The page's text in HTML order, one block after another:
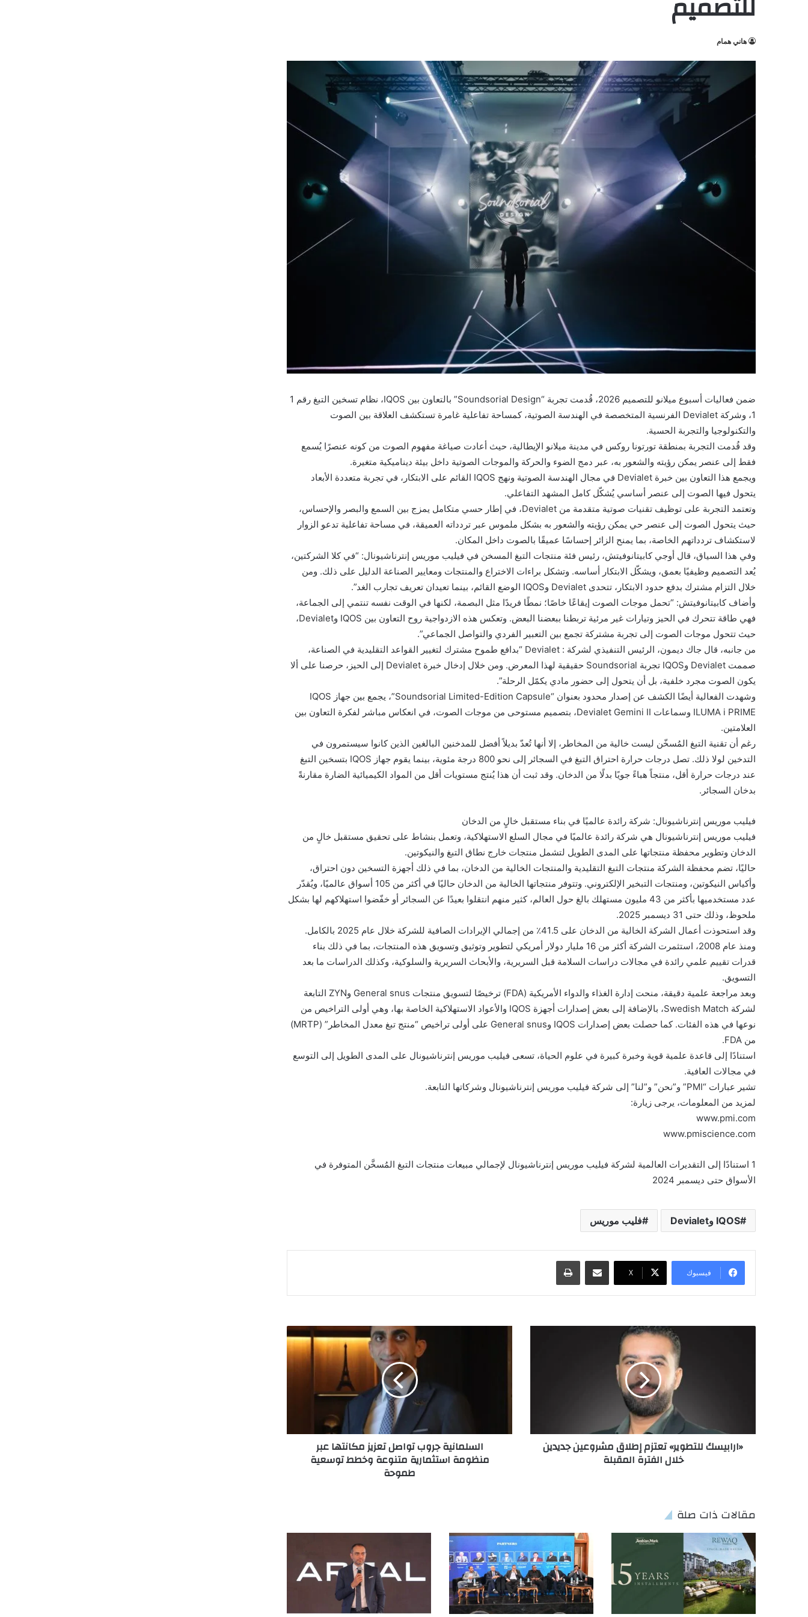
هاني همام
ضمن فعاليات أسبوع ميلانو للتصميم 2026، قُدمت تجربة “Soundsorial Design” بالتعاون بين IQOS، نظام تسخين التبغ رقم 1
1، وشركة Devialet الفرنسية المتخصصة في الهندسة الصوتية، كمساحة تفاعلية غامرة تستكشف العلاقة بين الصوت
والتكنولوجيا والتجربة الحسية.
وقد قُدمت التجربة بمنطقة تورتونا روكس في مدينة ميلانو الإيطالية، حيث أعادت صياغة مفهوم الصوت من كونه عنصرًا يُسمع
فقط إلى عنصر يمكن رؤيته والشعور به، عبر دمج الضوء والحركة والموجات الصوتية داخل بيئة ديناميكية متغيرة.
ويجمع هذا التعاون بين خبرة Devialet في مجال الهندسة الصوتية ونهج IQOS القائم على الابتكار، في تجربة متعددة الأبعاد
يتحول فيها الصوت إلى عنصر أساسي يُشكّل كامل المشهد التفاعلي.
وتعتمد التجربة على توظيف تقنيات صوتية متقدمة من Devialet، في إطار حسي متكامل يمزج بين السمع والبصر والإحساس،
حيث يتحول الصوت إلى عنصر حي يمكن رؤيته والشعور به بشكل ملموس عبر تردداته العميقة، في مساحة تفاعلية تدعو الزوار
لاستكشاف تردداتهم الخاصة، بما يمنح الزائر إحساسًا عميقًا بالصوت داخل المكان.
وفي هذا السياق، قال أوجي كابيتانوفيتش، رئيس فئة منتجات التبغ المسخن في فيليب موريس إنترناشيونال: “في كلا الشركتين،
يُعد التصميم وظيفيًا بعمق، ويشكّل الابتكار أساسه. وتشكل براءات الاختراع والمنتجات ومعايير الصناعة الدليل على ذلك. ومن
خلال التزام مشترك بدفع حدود الابتكار، تتحدى Devialet وIQOS الوضع القائم، بينما تعيدان تعريف تجارب الغد”.
وأضاف كابيتانوفيتش: “تحمل موجات الصوت إيقاعًا خاصًا؛ نمطًا فريدًا مثل البصمة، لكنها في الوقت نفسه تنتمي إلى الجماعة،
فهي طاقة تتحرك في الحيز وتيارات غير مرئية تربطنا ببعضنا البعض. وتعكس هذه الازدواجية روح التعاون بين IQOS وDevialet،
حيث تتحول موجات الصوت إلى تجربة مشتركة تجمع بين التعبير الفردي والتواصل الجماعي”.
من جانبه، قال جاك ديمون، الرئيس التنفيذي لشركة : Devialet “بدافع طموح مشترك لتغيير القواعد التقليدية في الصناعة،
صممت Devialet وIQOS تجربة Soundsorial حقيقية لهذا المعرض. ومن خلال إدخال خبرة Devialet إلى الحيز، حرصنا على ألا
يكون الصوت مجرد خلفية، بل أن يتحول إلى حضور مادي يكمّل الرحلة”.
وشهدت الفعالية أيضًا الكشف عن إصدار محدود بعنوان “Soundsorial Limited-Edition Capsule”، يجمع بين جهاز IQOS
ILUMA i PRIME وسماعات Devialet Gemini II، بتصميم مستوحى من موجات الصوت، في انعكاس مباشر لفكرة التعاون بين
العلامتين.
رغم أن تقنية التبغ المُسخّن ليست خالية من المخاطر، إلا أنها تُعدّ بديلاً أفضل للمدخنين البالغين الذين كانوا سيستمرون في
التدخين لولا ذلك. تصل درجات حرارة احتراق التبغ في السجائر إلى نحو 800 درجة مئوية، بينما يقوم جهاز IQOS بتسخين التبغ
عند درجات حرارة أقل، منتجاً هباءً جويًا بدلًا من الدخان. وقد ثبت أن هذا يُنتج مستويات أقل من المواد الكيميائية الضارة مقارنةً
بدخان السجائر.
فيليب موريس إنترناشيونال: شركة رائدة عالميًا في بناء مستقبل خالٍ من الدخان
فيليب موريس إنترناشيونال هي شركة رائدة عالميًا في مجال السلع الاستهلاكية، وتعمل بنشاط على تحقيق مستقبل خالٍ من
الدخان وتطوير محفظة منتجاتها على المدى الطويل لتشمل منتجات خارج نطاق التبغ والنيكوتين.
حاليًا، تضم محفظة الشركة منتجات التبغ التقليدية والمنتجات الخالية من الدخان، بما في ذلك أجهزة التسخين دون احتراق،
وأكياس النيكوتين، ومنتجات التبخير الإلكتروني. وتتوفر منتجاتها الخالية من الدخان حاليًا في أكثر من 105 أسواق عالميًا، ويُقدّر
عدد مستخدميها بأكثر من 43 مليون مستهلك بالغ حول العالم، كثير منهم انتقلوا بعيدًا عن السجائر أو خفّضوا استهلاكهم لها بشكل
ملحوظ، وذلك حتى 31 ديسمبر 2025.
وقد استحوذت أعمال الشركة الخالية من الدخان على 41.5٪ من إجمالي الإيرادات الصافية للشركة خلال عام 2025 بالكامل.
ومنذ عام 2008، استثمرت الشركة أكثر من 16 مليار دولار أمريكي لتطوير وتوثيق وتسويق هذه المنتجات، بما في ذلك بناء
قدرات تقييم علمي رائدة في مجالات دراسات السلامة قبل السريرية، والأبحاث السريرية والسلوكية، وكذلك الدراسات ما بعد
التسويق.
وبعد مراجعة علمية دقيقة، منحت إدارة الغذاء والدواء الأمريكية (FDA) ترخيصًا لتسويق منتجات General snus وZYN التابعة
لشركة Swedish Match، بالإضافة إلى بعض إصدارات أجهزة IQOS والأعواد الاستهلاكية الخاصة بها، وهي أولى التراخيص من
نوعها في هذه الفئات. كما حصلت بعض إصدارات IQOS وGeneral snus على أولى تراخيص “منتج تبغ معدل المخاطر” (MRTP)
من FDA.
استنادًا إلى قاعدة علمية قوية وخبرة كبيرة في علوم الحياة، تسعى فيليب موريس إنترناشيونال على المدى الطويل إلى التوسع
في مجالات العافية.
تشير عبارات “PMI” و”نحن” و”لنا” إلى شركة فيليب موريس إنترناشيونال وشركاتها التابعة.
لمزيد من المعلومات، يرجى زيارة:
www.pmi.com
www.pmiscience.com
1 استنادًا إلى التقديرات العالمية لشركة فيليب موريس إنترناشيونال لإجمالي مبيعات منتجات التبغ المُسخَّن المتوفرة في
الأسواق حتى ديسمبر 2024
IQOS وDevialet فليب موريس
فيسبوك X
مشاركة عبر البريد طباعة
«ارابيسك للتطوير» تعتزم إطلاق مشروعين جديدين
خلال الفترة المقبلة
السلمانية جروب تواصل تعزيز مكانتها عبر
منظومة استثمارية متنوعة وخطط توسعية
طموحة
مقالات ذات صلة